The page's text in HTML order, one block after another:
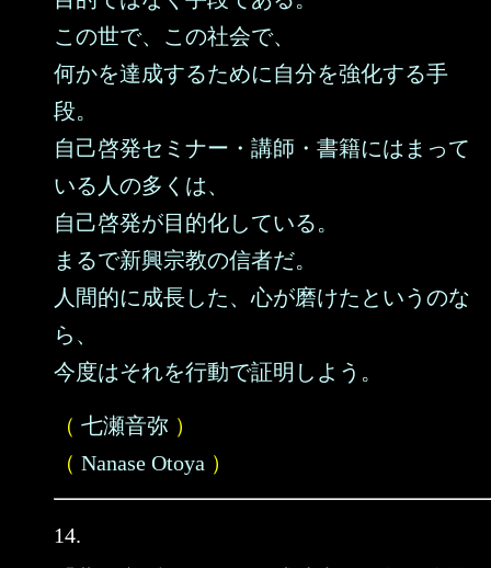
この世で、この社会で、
何かを達成するために自分を強化する手
段。
自己啓発セミナー・講師・書籍にはまって
いる人の多くは、
自己啓発が目的化している。
まるで新興宗教の信者だ。
人間的に成長した、心が磨けたというのな
ら、
今度はそれを行動で証明しよう。
（ 七瀬音弥 ）
（ Nanase Otoya ）
14.